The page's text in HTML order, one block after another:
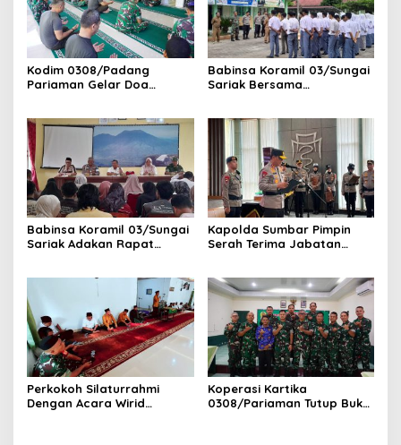
Kodim 0308/Padang
Pariaman Gelar Doa
Bonjol
Babinsa Koramil 03/Sungai
Sariak Bersama
Seleksi Calon Anggota
Paskibra Tingkat
Kecamatan VII Koto
Patamuan
Babinsa Koramil 03/Sungai
Sariak Adakan Rapat
Kapolda Sumbar Pimpin
Serah Terima Jabatan
Perkokoh Silaturrahmi
Dengan Acara Wirid
Koperasi Kartika
0308/Pariaman Tutup Buku